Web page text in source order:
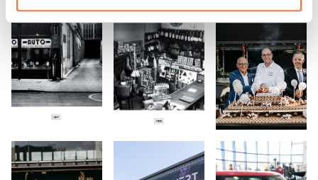
Charte d’usage des cookieset notrePolitique de
protection des données personnelles.